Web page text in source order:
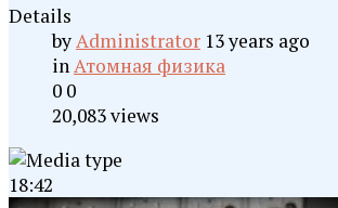
Details
byAdministrator 13 years ago
inАтомная физика
0 0
20,083 views
18:42